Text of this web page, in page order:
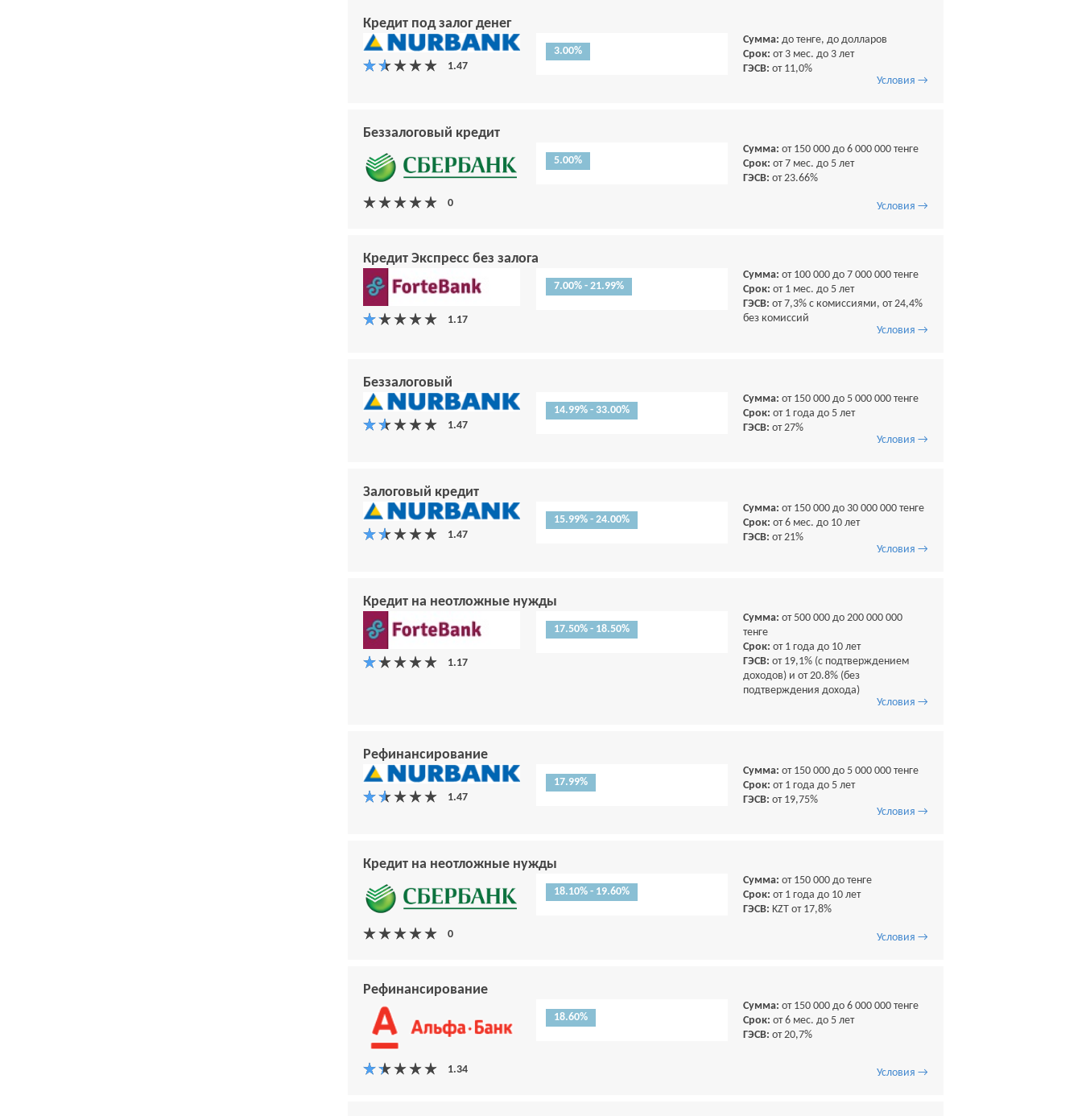
Кредит под залог денег
3.00%
Сумма: до тенге, до долларов
Срок: от 3 мес. до 3 лет
ГЭСВ: от 11,0%
Условия →
Беззалоговый кредит
5.00%
Сумма: от 150 000 до 6 000 000 тенге
Срок: от 7 мес. до 5 лет
ГЭСВ: от 23.66%
Условия →
Кредит Экспресс без залога
7.00% - 21.99%
Сумма: от 100 000 до 7 000 000 тенге
Срок: от 1 мес. до 5 лет
ГЭСВ: от 7,3% с комиссиями, от 24,4%
без комиссий
Условия →
Беззалоговый
14.99% - 33.00%
Сумма: от 150 000 до 5 000 000 тенге
Срок: от 1 года до 5 лет
ГЭСВ: от 27%
Условия →
Залоговый кредит
15.99% - 24.00%
Сумма: от 150 000 до 30 000 000 тенге
Срок: от 6 мес. до 10 лет
ГЭСВ: от 21%
Условия →
Кредит на неотложные нужды
17.50% - 18.50%
Сумма: от 500 000 до 200 000 000
тенге
Срок: от 1 года до 10 лет
ГЭСВ: от 19,1% (с подтверждением
доходов) и от 20.8% (без
подтверждения дохода)
Условия →
Рефинансирование
17.99%
Сумма: от 150 000 до 5 000 000 тенге
Срок: от 1 года до 5 лет
ГЭСВ: от 19,75%
Условия →
Кредит на неотложные нужды
18.10% - 19.60%
Сумма: от 150 000 до тенге
Срок: от 1 года до 10 лет
ГЭСВ: KZT от 17,8%
Условия →
Рефинансирование
18.60%
Сумма: от 150 000 до 6 000 000 тенге
Срок: от 6 мес. до 5 лет
ГЭСВ: от 20,7%
Условия →